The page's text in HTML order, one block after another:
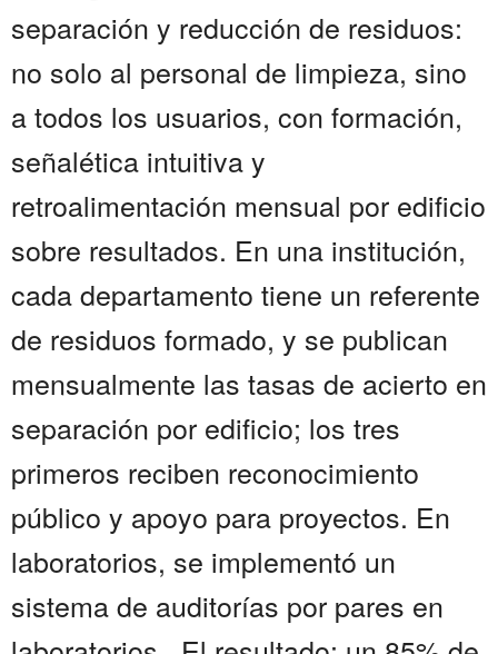
separación y reducción de residuos:
no solo al personal de limpieza, sino
a todos los usuarios, con formación,
señalética intuitiva y
retroalimentación mensual por edificio
sobre resultados. En una institución,
cada departamento tiene un referente
de residuos formado, y se publican
mensualmente las tasas de acierto en
separación por edificio; los tres
primeros reciben reconocimiento
público y apoyo para proyectos. En
laboratorios, se implementó un
sistema de auditorías por pares en